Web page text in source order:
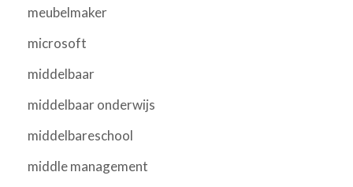
meubelmaker
microsoft
middelbaar
middelbaar onderwijs
middelbareschool
middle management